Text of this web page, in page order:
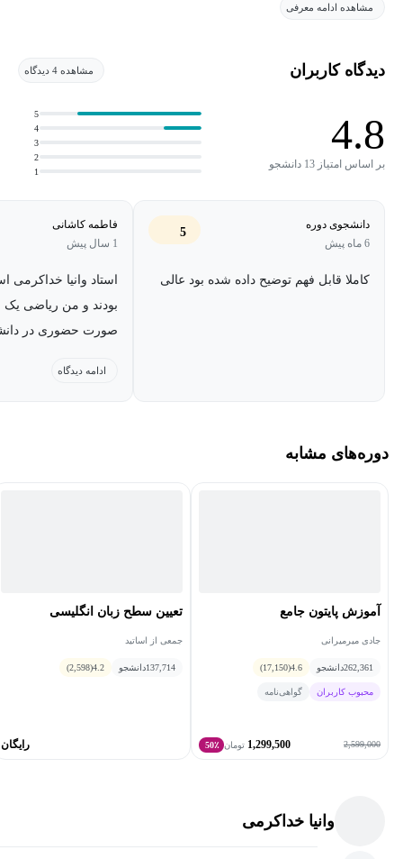
مشاهده ادامه معرفی
دیدگاه کاربران مشاهده 4 دیدگاه
4.8
بر اساس امتیاز 13 دانشجو
1
2
3
4
5
دانشجوی دوره
6 ماه پیش
5
کاملا قابل فهم توضیح داده شده بود عالی
فاطمه کاشانی
1 سال پیش
استاد وانیا خداکرمی
بودند و من ریاضی یک
صورت حضوری در
ادامه دیدگاه
دوره‌های مشابه
آموزش پایتون جامع
جادی میرمیرانی
262,361دانشجو 4.6
(17,150)
محبوب کاربران گواهی‌نامه
2,599,000
1,299,500 تومان 50٪
تعیین سطح زبان انگلیسی
جمعی از اساتید
137,714دانشجو 4.2
(2,598)
رایگان
وانیا خداکرمی